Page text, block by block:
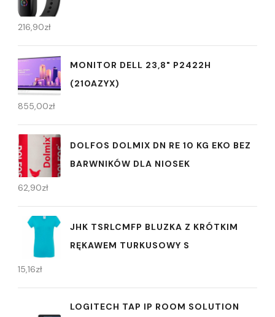
216,90zł
MONITOR DELL 23,8" P2422H
(210AZYX)
855,00zł
DOLFOS DOLMIX DN RE 10 KG EKO BEZ
BARWNIKÓW DLA NIOSEK
62,90zł
JHK TSRLCMFP BLUZKA Z KRÓTKIM
RĘKAWEM TURKUSOWY S
15,16zł
LOGITECH TAP IP ROOM SOLUTION